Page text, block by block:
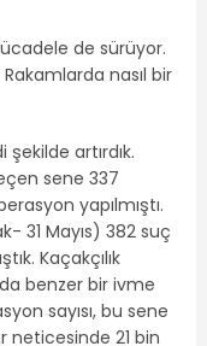
de sürüyor.
nasıl bir
şekilde artırdık.
sene 337
yapılmıştı.
31 Mayıs) 382 suç
Kaçakçılık
da benzer bir ivme
sayısı, bu sene
neticesinde 21 bin